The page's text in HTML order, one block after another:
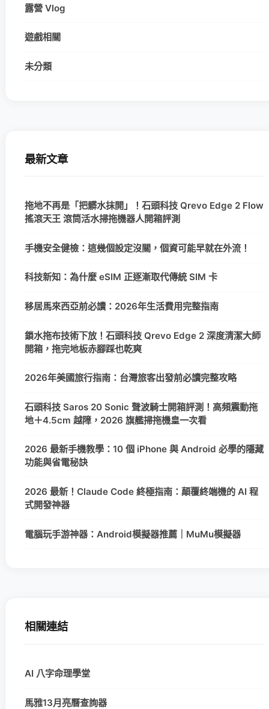
露營 Vlog
遊戲相關
未分類
最新文章
拖地不再是「把髒水抹開」！石頭科技 Qrevo Edge 2 Flow
搖滾天王 滾筒活水掃拖機器人開箱評測
手機安全健檢：這幾個設定沒關，個資可能早就在外流！
科技新知：為什麼 eSIM 正逐漸取代傳統 SIM 卡
移居馬來西亞前必讀：2026年生活費用完整指南
鎖水拖布技術下放！石頭科技 Qrevo Edge 2 深度清潔大師
開箱，拖完地板赤腳踩也乾爽
2026年美國旅行指南：台灣旅客出發前必讀完整攻略
石頭科技 Saros 20 Sonic 聲波騎士開箱評測！高頻震動拖
地＋4.5cm 越障，2026 旗艦掃拖機皇一次看
2026 最新手機教學：10 個 iPhone 與 Android 必學的隱藏
功能與省電秘訣
2026 最新！Claude Code 終極指南：顛覆終端機的 AI 程
式開發神器
電腦玩手游神器：Android模擬器推薦｜MuMu模擬器
相關連結
AI 八字命理學堂
馬雅13月亮曆查詢器